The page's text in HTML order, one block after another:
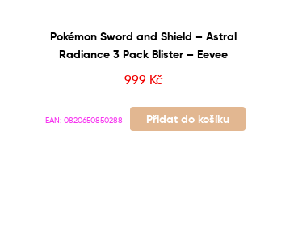
Pokémon Sword and Shield – Astral
Radiance 3 Pack Blister – Eevee
999 Kč
EAN:0820650850288 Přidat do košíku